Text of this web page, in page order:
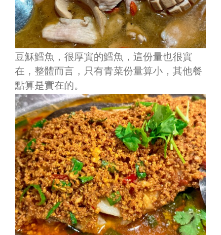
豆穌鱈魚，很厚實的鱈魚，這份量也很實
在，整體而言，只有青菜份量算小，其他餐
點算是實在的。